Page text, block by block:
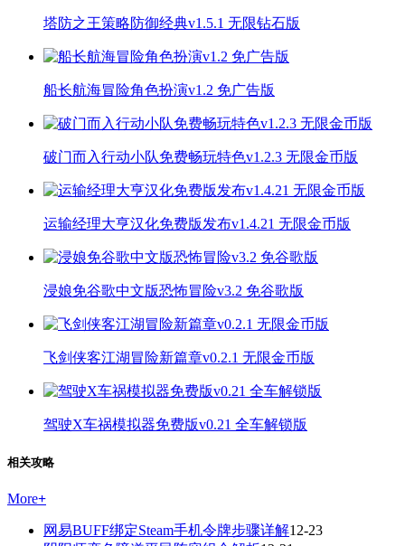
塔防之王策略防御经典v1.5.1 无限钻石版
船长航海冒险角色扮演v1.2 免广告版
破门而入行动小队免费畅玩特色v1.2.3 无限金币版
运输经理大亨汉化免费版发布v1.4.21 无限金币版
浸娘免谷歌中文版恐怖冒险v3.2 免谷歌版
飞剑侠客江湖冒险新篇章v0.2.1 无限金币版
驾驶X车祸模拟器免费版v0.21 全车解锁版
相关攻略
More+
网易BUFF绑定Steam手机令牌步骤详解12-23